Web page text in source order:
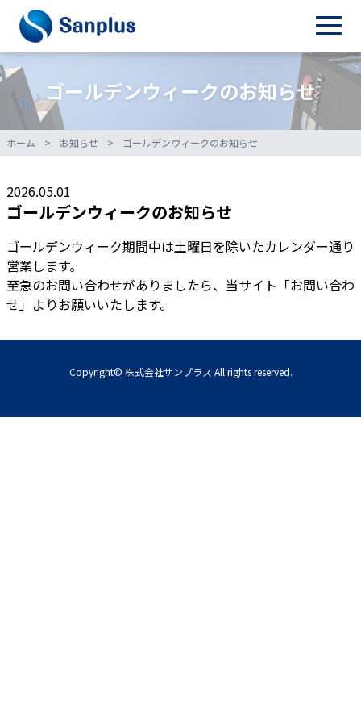
ゴールデンウィークのお知らせ
ホーム > お知らせ > ゴールデンウィークのお知らせ
2026.05.01
ゴールデンウィークのお知らせ
ゴールデンウィーク期間中は土曜日を除いたカレンダー通り
営業します。
至急のお問い合わせがありましたら、当サイト「お問い合わ
せ」よりお願いいたします。
Copyright© 株式会社サンプラス All rights reserved.